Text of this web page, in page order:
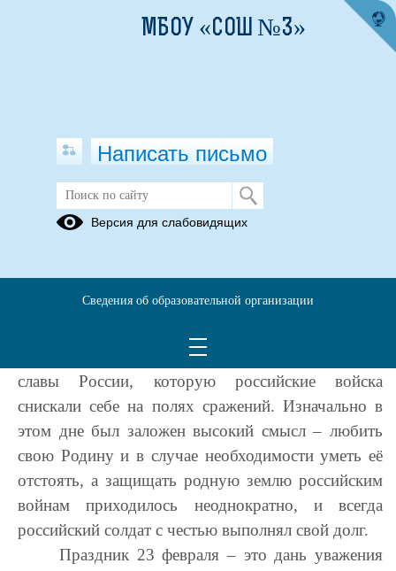
С Днем защитника отечества!
часть истории нашей страны. Это день воинской
славы России, которую российские войска
снискали себе на полях сражений. Изначально в
этом дне был заложен высокий смысл – любить
свою Родину и в случае необходимости уметь её
отстоять, а защищать родную землю российским
войнам приходилось неоднократно, и всегда
российский солдат с честью выполнял свой долг.
Праздник 23 февраля – это дань уважения
МБОУ «СОШ №3»
Написать письмо
Версия для слабовидящих
Сведения об образовательной организации